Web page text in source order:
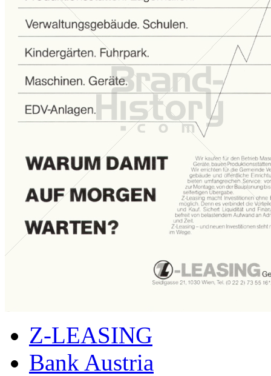
Z-LEASING
Bank Austria